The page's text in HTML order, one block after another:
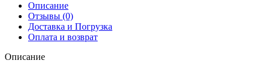
Описание
Отзывы (0)
Доставка и Погрузка
Оплата и возврат
Описание